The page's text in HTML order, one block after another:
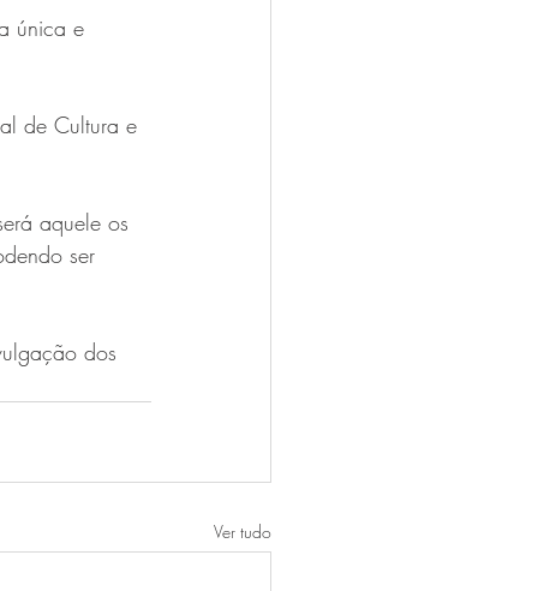
única e
de Cultura e
aquele os
ser
dos
Ver tudo